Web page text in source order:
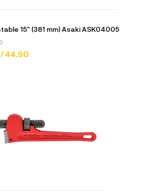
15" (381 mm) Asaki ASK04005
44.90